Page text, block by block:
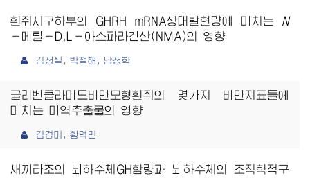
흰쥐시구하부의 GHRH mRNA상대발현량에 미치는 N
－메틸－D,L－아스파라긴산(NMA)의 영향
김정실, 박철해, 남정학
글리벤클라미드비만모형흰쥐의 몇가지 비만지표들에
미치는 미역추출물의 영향
김경미, 황덕만
새끼타조의 뇌하수체GH함량과 뇌하수체의 조직학적구